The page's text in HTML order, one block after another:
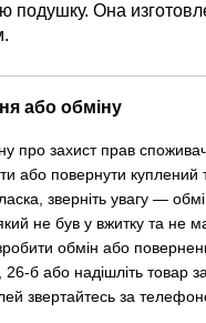
подушку. Она
або обміну
про захист прав
або повернути куплений
зверніть увагу —
не був у вжитку та не
обмін або
26-б або надішліть товар
звертайтесь за